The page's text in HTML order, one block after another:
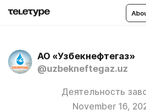
АО «Узбекнефтегаз»
@uzbekneftegaz.uz
Деятельность
November 16,